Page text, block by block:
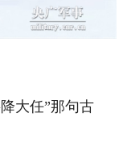
大任”那句古